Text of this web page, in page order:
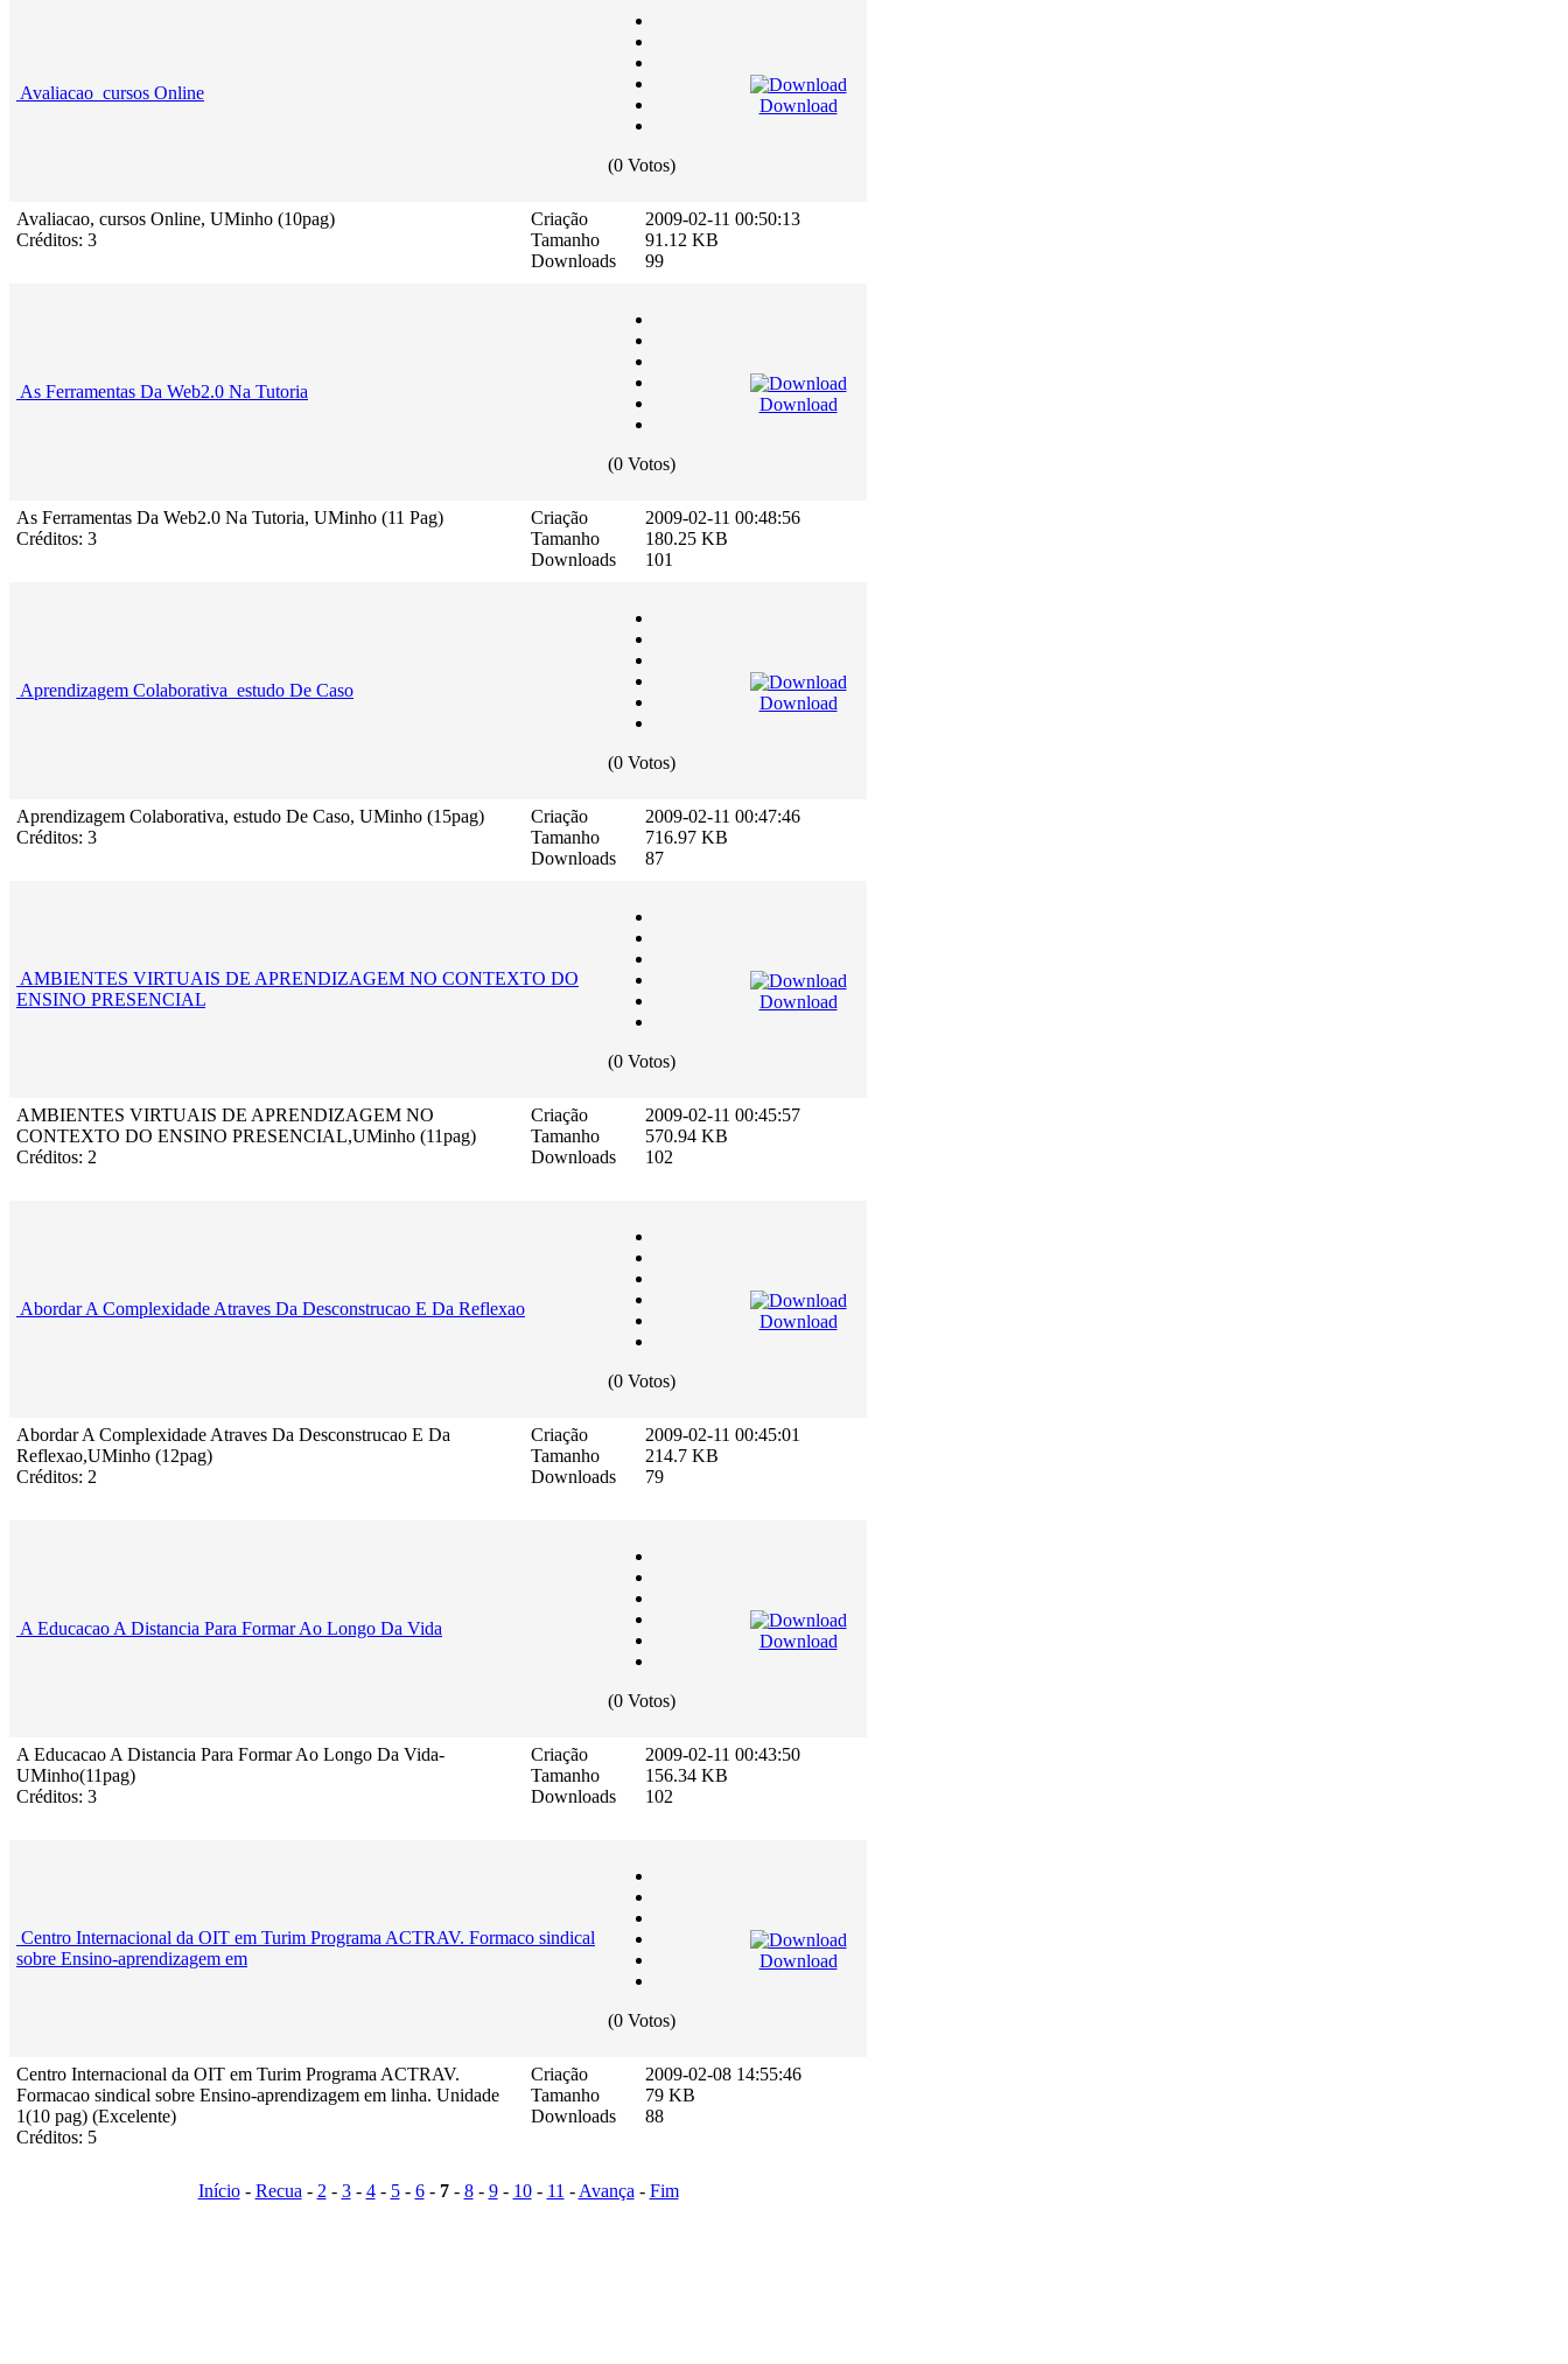
Avaliacao_cursos Online
(0 Votos)
Download
Avaliacao, cursos Online, UMinho (10pag)
Créditos: 3
Criação
Tamanho
Downloads
2009-02-11 00:50:13
91.12 KB
99
As Ferramentas Da Web2.0 Na Tutoria
(0 Votos)
Download
As Ferramentas Da Web2.0 Na Tutoria, UMinho (11 Pag)
Créditos: 3
Criação
Tamanho
Downloads
2009-02-11 00:48:56
180.25 KB
101
Aprendizagem Colaborativa_estudo De Caso
(0 Votos)
Download
Aprendizagem Colaborativa, estudo De Caso, UMinho (15pag)
Créditos: 3
Criação
Tamanho
Downloads
2009-02-11 00:47:46
716.97 KB
87
AMBIENTES VIRTUAIS DE APRENDIZAGEM NO CONTEXTO DO
ENSINO PRESENCIAL
(0 Votos)
Download
AMBIENTES VIRTUAIS DE APRENDIZAGEM NO
CONTEXTO DO ENSINO PRESENCIAL,UMinho (11pag)
Créditos: 2
Criação
Tamanho
Downloads
2009-02-11 00:45:57
570.94 KB
102
Abordar A Complexidade Atraves Da Desconstrucao E Da Reflexao
(0 Votos)
Download
Abordar A Complexidade Atraves Da Desconstrucao E Da
Reflexao,UMinho (12pag)
Créditos: 2
Criação
Tamanho
Downloads
2009-02-11 00:45:01
214.7 KB
79
A Educacao A Distancia Para Formar Ao Longo Da Vida
(0 Votos)
Download
A Educacao A Distancia Para Formar Ao Longo Da Vida-
UMinho(11pag)
Créditos: 3
Criação
Tamanho
Downloads
2009-02-11 00:43:50
156.34 KB
102
Centro Internacional da OIT em Turim Programa ACTRAV. Formaco sindical
sobre Ensino-aprendizagem em
(0 Votos)
Download
Centro Internacional da OIT em Turim Programa ACTRAV.
Formacao sindical sobre Ensino-aprendizagem em linha. Unidade
1(10 pag) (Excelente)
Créditos: 5
Criação
Tamanho
Downloads
2009-02-08 14:55:46
79 KB
88
Início- Recua- 2- 3- 4- 5- 6- 7- 8- 9- 10- 11 -Avança- Fim